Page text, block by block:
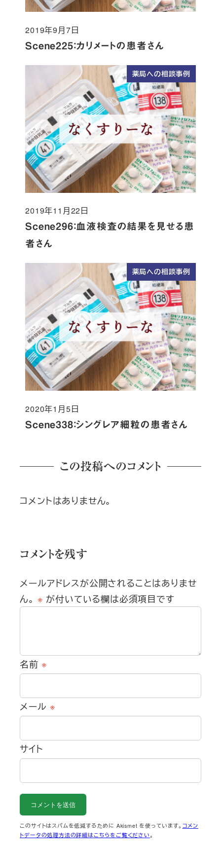
Scene225：カリメートの患者さん
投稿日
2019年9月7日
薬局への相談事例
Scene296：血液検査の結果を見せる患
者さん
投稿日
2019年11月22日
薬局への相談事例
Scene338：シングレア細粒の患者さん
投稿日
2020年1月5日
この投稿へのコメント
コメントはありません。
コメントを残す
メールアドレスが公開されることはありませ
ん。 ※ が付いている欄は必須項目です
名前 ※
メール ※
サイト
このサイトはスパムを低減するために Akismet を使っています。 コメン
トデータの処理方法の詳細はこちらをご覧ください。